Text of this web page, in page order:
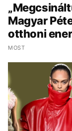
Magyar
otthoni
MOST